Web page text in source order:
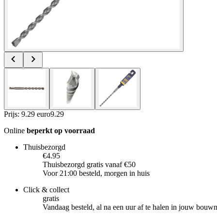
Prijs: 9.29 euro9.29
Online beperkt op voorraad
Thuisbezorgd
€4.95
Thuisbezorgd gratis vanaf €50
Voor 21:00 besteld, morgen in huis
Click & collect
gratis
Vandaag besteld, al na een uur af te halen in jouw